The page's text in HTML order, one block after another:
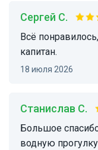
Сергей С.
Всё понравилось, комфортный катер, приятный
капитан.
18 июля 2026
Станислав С.
Большое спасибо Вячеславу за прекрасную
водную